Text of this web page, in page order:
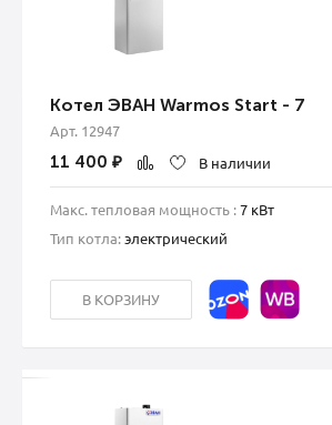
Котел ЭВАН Warmos Start - 7
Арт. 12947
11 400 ₽ В наличии
Макс. тепловая мощность :7 кВт
Тип котла:электрический
В КОРЗИНУ